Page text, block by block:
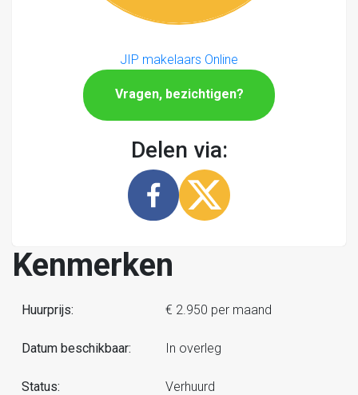
Kenmerken
Huurprijs: € 2.950 per maand
Datum beschikbaar: In overleg
Status: Verhuurd
JIP makelaars Online
Vragen, bezichtigen?
Delen via: